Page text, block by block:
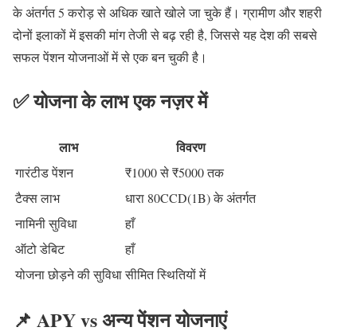
के अंतर्गत 5 करोड़ से अधिक खाते खोले जा चुके हैं। ग्रामीण और शहरी
दोनों इलाकों में इसकी मांग तेजी से बढ़ रही है, जिससे यह देश की सबसे
सफल पेंशन योजनाओं में से एक बन चुकी है।
✅ योजना के लाभ एक नज़र में
लाभ विवरण
गारंटीड पेंशन
₹1000 से ₹5000 तक
टैक्स लाभ
धारा 80CCD(1B) के अंतर्गत
नामिनी सुविधा
हाँ
ऑटो डेबिट
हाँ
योजना छोड़ने की सुविधासीमित स्थितियों में
📌 APY vs अन्य पेंशन योजनाएं